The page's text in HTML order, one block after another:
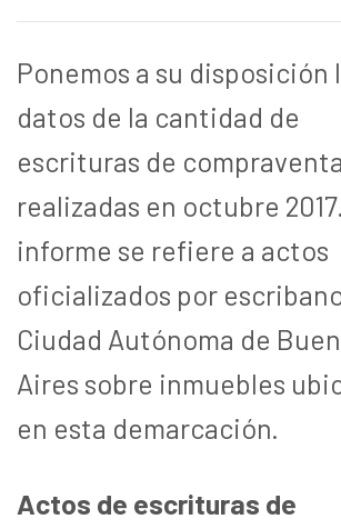
Ponemos a su disposición
datos de la cantidad de
escrituras de compraventa
realizadas en octubre
informe se refiere a actos
oficializados por
Ciudad Autónoma de
Aires sobre inmuebles
en esta demarcación.
Actos de escrituras de